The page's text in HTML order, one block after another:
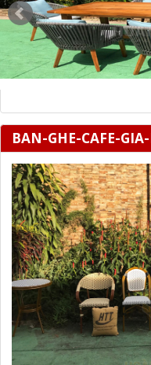
BAN-GHE-CAFE-